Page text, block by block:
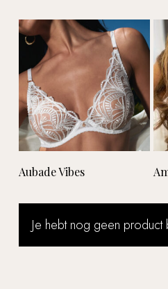
Lees verder
Aubade Vibes
Je hebt nog geen product